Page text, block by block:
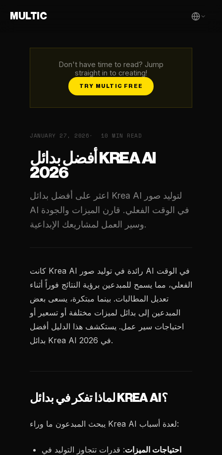
MULTIC
Don't have time to read? Jump
straight in to creating!
TRY MULTIC FREE
JANUARY 27, 2026 10 MIN READ
أفضل بدائل KREA AI
2026
اعثر على أفضل بدائل Krea AI لتوليد صور
AI في الوقت الفعلي. قارن الميزات والجودة
وسير العمل لمشاريعك الإبداعية.
كانت Krea AI رائدة في توليد صور AI في الوقت
الفعلي، مما يسمح للمبدعين برؤية النتائج فوراً أثناء
تعديل المطالبات. بينما مبتكرة، يسعى بعض
المبدعين إلى بدائل لميزات مختلفة أو تسعير أو
احتياجات سير عمل. يستكشف هذا الدليل أفضل
بدائل Krea AI في 2026.
لماذا تفكر في بدائل KREA AI؟
يبحث المبدعون ما وراء Krea AI لعدة أسباب:
احتياجات الميزات: قدرات تتجاوز التوليد في